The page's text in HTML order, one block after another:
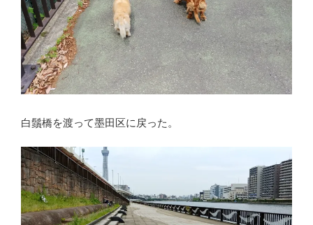
白鬚橋を渡って墨田区に戻った。